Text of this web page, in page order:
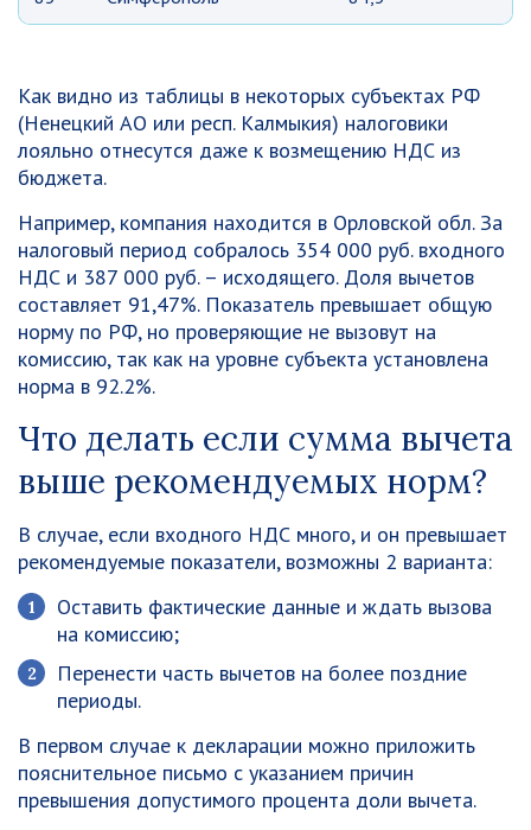
Как видно из таблицы в некоторых субъектах РФ
(Ненецкий АО или респ. Калмыкия) налоговики
лояльно отнесутся даже к возмещению НДС из
бюджета.
Например, компания находится в Орловской обл. За
налоговый период собралось 354 000 руб. входного
НДС и 387 000 руб. – исходящего. Доля вычетов
составляет 91,47%. Показатель превышает общую
норму по РФ, но проверяющие не вызовут на
комиссию, так как на уровне субъекта установлена
норма в 92.2%.
Что делать если сумма вычета
выше рекомендуемых норм?
В случае, если входного НДС много, и он превышает
рекомендуемые показатели, возможны 2 варианта:
Оставить фактические данные и ждать вызова
на комиссию;
Перенести часть вычетов на более поздние
периоды.
В первом случае к декларации можно приложить
пояснительное письмо с указанием причин
превышения допустимого процента доли вычета.